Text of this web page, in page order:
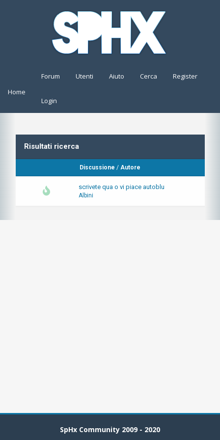
Home
Forum Utenti Aiuto Cerca Register
Login
Risultati ricerca
Discussione / Autore
scrivete qua o vi piace autoblu
Albini
SpHx Community 2009 - 2020